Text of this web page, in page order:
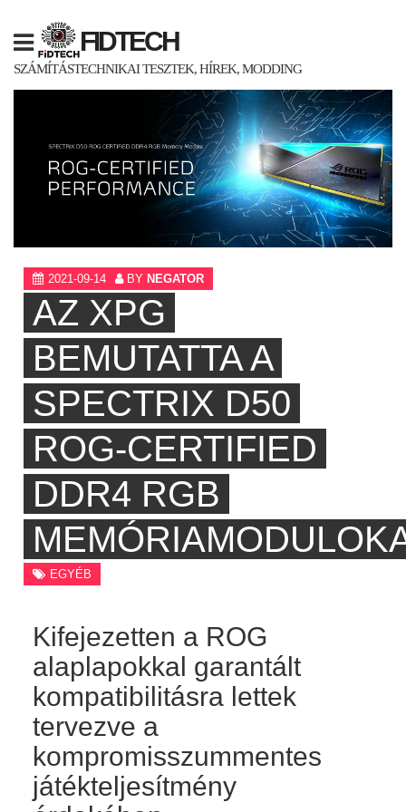
content
FIDTECH
SZÁMÍTÁSTECHNIKAI TESZTEK, HÍREK, MODDING
2021-09-14 BY NEGATOR
AZ XPG
BEMUTATTA A
SPECTRIX D50
ROG-CERTIFIED
DDR4 RGB
EGYÉB
Kifejezetten a ROG
alaplapokkal garantált
kompatibilitásra lettek
tervezve a
kompromisszummentes
játékteljesítmény